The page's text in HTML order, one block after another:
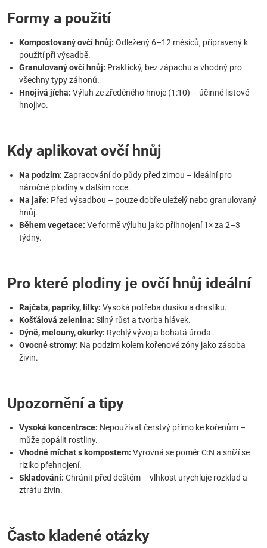
Formy a použití
Kompostovaný ovčí hnůj: Odležený 6–12 měsíců, připravený k
použití při výsadbě.
Granulovaný ovčí hnůj: Praktický, bez zápachu a vhodný pro
všechny typy záhonů.
Hnojivá jícha: Výluh ze zředěného hnoje (1:10) – účinné listové
hnojivo.
Kdy aplikovat ovčí hnůj
Na podzim: Zapracování do půdy před zimou – ideální pro
náročné plodiny v dalším roce.
Na jaře: Před výsadbou – pouze dobře uleželý nebo granulovaný
hnůj.
Během vegetace: Ve formě výluhu jako přihnojení 1× za 2–3
týdny.
Pro které plodiny je ovčí hnůj ideální
Rajčata, papriky, lilky: Vysoká potřeba dusíku a draslíku.
Košťálová zelenina: Silný růst a tvorba hlávek.
Dýně, melouny, okurky: Rychlý vývoj a bohatá úroda.
Ovocné stromy: Na podzim kolem kořenové zóny jako zásoba
živin.
Upozornění a tipy
Vysoká koncentrace: Nepoužívat čerstvý přímo ke kořenům –
může popálit rostliny.
Vhodné míchat s kompostem: Vyrovná se poměr C:N a sníží se
riziko přehnojení.
Skladování: Chránit před deštěm – vlhkost urychluje rozklad a
ztrátu živin.
Často kladené otázky